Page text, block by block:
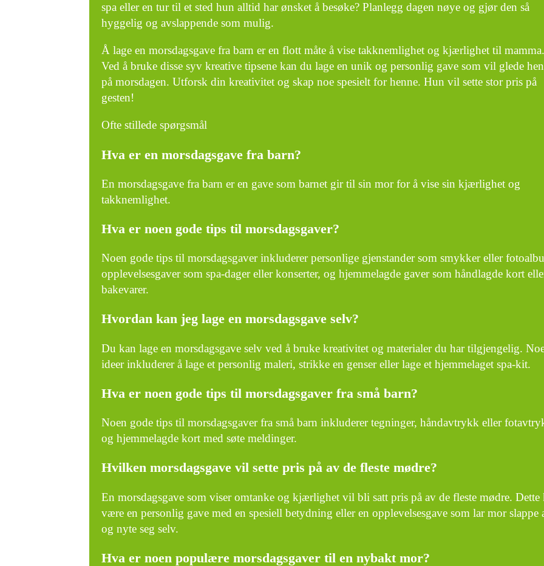
spa eller en tur til et sted hun alltid har ønsket å besøke? Planlegg dagen nøye og gjør den så
hyggelig og avslappende som mulig.
Å lage en morsdagsgave fra barn er en flott måte å vise takknemlighet og kjærlighet til mamma.
Ved å bruke disse syv kreative tipsene kan du lage en unik og personlig gave som vil glede
på morsdagen. Utforsk din kreativitet og skap noe spesielt for henne. Hun vil sette stor pris på
gesten!
Ofte stillede spørgsmål
Hva er en morsdagsgave fra barn?
En morsdagsgave fra barn er en gave som barnet gir til sin mor for å vise sin kjærlighet og
takknemlighet.
Hva er noen gode tips til morsdagsgaver?
Noen gode tips til morsdagsgaver inkluderer personlige gjenstander som smykker eller
opplevelsesgaver som spa-dager eller konserter, og hjemmelagde gaver som håndlagde kort
bakevarer.
Hvordan kan jeg lage en morsdagsgave selv?
Du kan lage en morsdagsgave selv ved å bruke kreativitet og materialer du har tilgjengelig.
ideer inkluderer å lage et personlig maleri, strikke en genser eller lage et hjemmelaget spa-kit.
Hva er noen gode tips til morsdagsgaver fra små barn?
Noen gode tips til morsdagsgaver fra små barn inkluderer tegninger, håndavtrykk eller
og hjemmelagde kort med søte meldinger.
Hvilken morsdagsgave vil sette pris på av de fleste mødre?
En morsdagsgave som viser omtanke og kjærlighet vil bli satt pris på av de fleste mødre. Dette
være en personlig gave med en spesiell betydning eller en opplevelsesgave som lar mor slappe
og nyte seg selv.
Hva er noen populære morsdagsgaver til en nybakt mor?